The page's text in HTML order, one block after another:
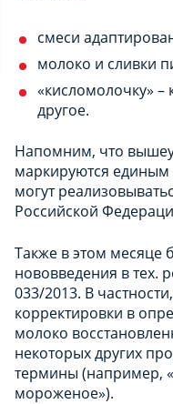
смеси
молоко и сливки
«кисломолочку» –
другое.
Напомним, что
маркируются
могут
Российской
Также в этом месяце
нововведения в тех.
033/2013. В
корректировки в
молоко
некоторых других
термины (например,
мороженое»).